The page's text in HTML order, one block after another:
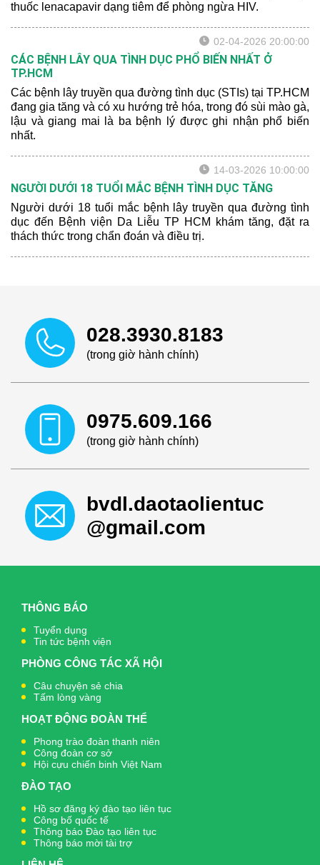
thuốc lenacapavir dạng tiêm để phòng ngừa HIV.
02-04-2026 20:00:00
CÁC BỆNH LÂY QUA TÌNH DỤC PHỔ BIẾN NHẤT Ở
TP.HCM
Các bệnh lây truyền qua đường tình dục (STIs) tại TP.HCM
đang gia tăng và có xu hướng trẻ hóa, trong đó sùi mào gà,
lậu và giang mai là ba bệnh lý được ghi nhận phổ biến
nhất.
14-03-2026 10:00:00
NGƯỜI DƯỚI 18 TUỔI MẮC BỆNH TÌNH DỤC TĂNG
Người dưới 18 tuổi mắc bệnh lây truyền qua đường tình
dục đến Bệnh viện Da Liễu TP HCM khám tăng, đặt ra
thách thức trong chẩn đoán và điều trị.
028.3930.8183
(trong giờ hành chính)
0975.609.166
(trong giờ hành chính)
bvdl.daotaolientuc
@gmail.com
THÔNG BÁO
Tuyển dụng
Tin tức bệnh viện
PHÒNG CÔNG TÁC XÃ HỘI
Câu chuyện sẻ chia
Tấm lòng vàng
HOẠT ĐỘNG ĐOÀN THỂ
Phong trào đoàn thanh niên
Công đoàn cơ sở
Hội cựu chiến binh Việt Nam
ĐÀO TẠO
Hồ sơ đăng ký đào tạo liên tục
Công bố quốc tế
Thông báo Đào tạo liên tục
Thông báo mời tài trợ